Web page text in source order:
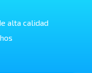
alta calidad